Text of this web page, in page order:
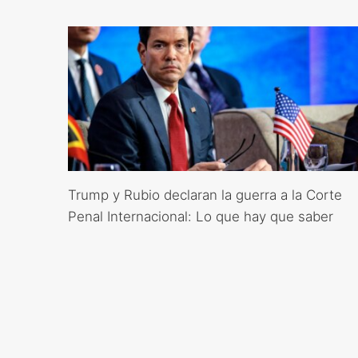
Trump y Rubio declaran la guerra a la Corte
Penal Internacional: Lo que hay que saber